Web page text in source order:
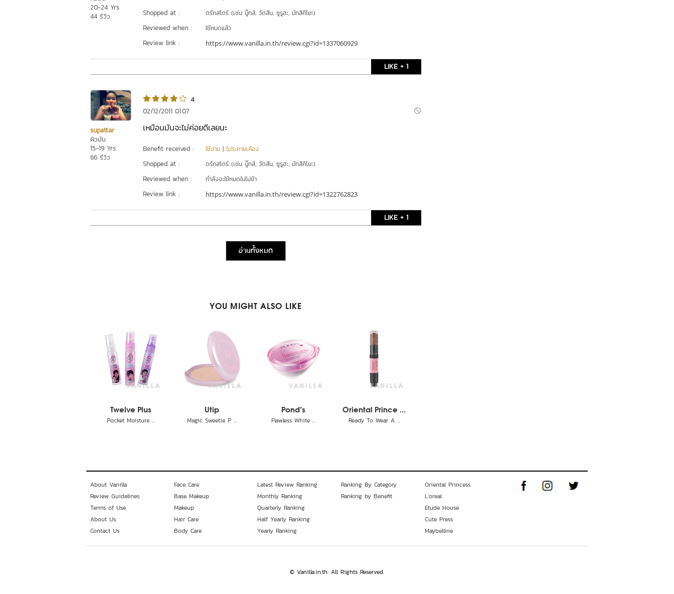
20-24 Yrs
44 รีวิว
Shopped at : ดรักสโตร์ (เช่น บู๊ทส์, วัตสัน, ซูรูฮะ, มัทสึคิโยะ)
Reviewed when : ใช้หมดแล้ว
Review link : https://www.vanilla.in.th/review.cgi?id=1337060929
LIKE + 1
supattar
ผิวมัน
15-19 Yrs
66 รีวิว
4
02/12/2011 01:07
เหมือนมันจะไม่ค่อยดีเลยนะ
Benefit received : ใช้ง่าย | ไม่ระคายเคือง
Shopped at : ดรักสโตร์ (เช่น บู๊ทส์, วัตสัน, ซูรูฮะ, มัทสึคิโยะ)
Reviewed when : กำลังจะใช้หมดในไม่ช้า
Review link : https://www.vanilla.in.th/review.cgi?id=1322762823
LIKE + 1
อ่านทั้งหมด
YOU MIGHT ALSO LIKE
Twelve Plus
Pocket Moisture ...
Utip
Magic Sweetie P ...
Pond's
Flawless White ...
Oriental Prince ...
Ready To Wear A ...
About Vanilla
Review Guidelines
Terms of Use
About Us
Contact Us
Face Care
Base Makeup
Makeup
Hair Care
Body Care
Latest Review Ranking
Monthly Ranking
Quarterly Ranking
Half Yearly Ranking
Yearly Ranking
Ranking By Category
Ranking by Benefit
Oriental Princess
L'oreal
Etude House
Cute Press
Maybelline
© Vanilla.in.th. All Rights Reserved.